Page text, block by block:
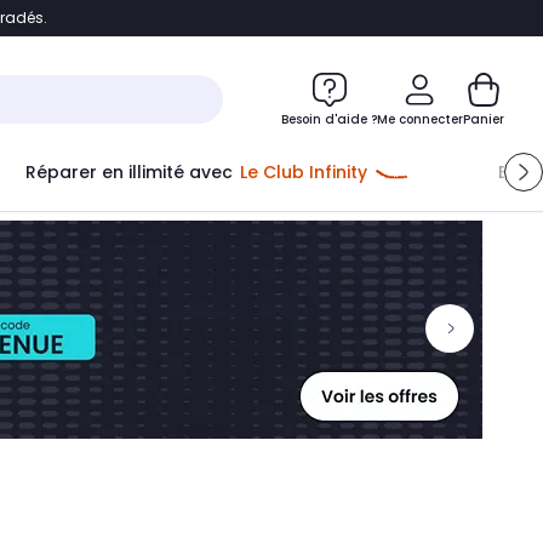
Besoin d'aide ?Me connecterPanier
Réparer en illimité avec Le Club Infinity